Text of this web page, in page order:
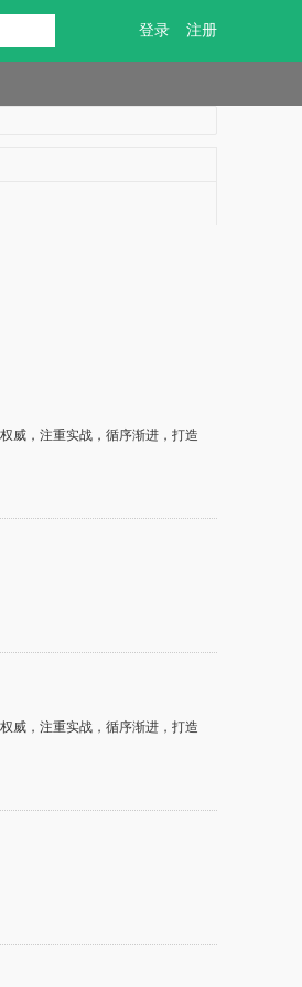
登录 注册
威，注重实战，循序渐进，打造
威，注重实战，循序渐进，打造